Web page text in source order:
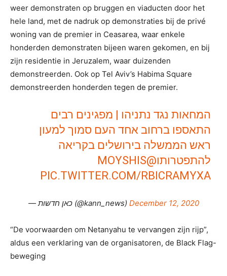
weer demonstraten op bruggen en viaducten door het
hele land, met de nadruk op demonstraties bij de privé
woning van de premier in Ceasarea, waar enkele
honderden demonstraten bijeen waren gekomen, en bij
zijn residentie in Jeruzalem, waar duizenden
demonstreerden. Ook op Tel Aviv’s Habima Square
demonstreerden honderden tegen de premier.
המחאות נגד נתניהו | מפגינים רבים
התאספו ברחוב אחד העם סמוך למעון
ראש הממשלה בירושלים בקריאה
להתפטרותו@MOYSHIS
PIC.TWITTER.COM/RBICRAMYXA
— כאן חדשות (@kann_news) December 12, 2020
“De voorwaarden om Netanyahu te vervangen zijn rijp”,
aldus een verklaring van de organisatoren, de Black Flag-
beweging